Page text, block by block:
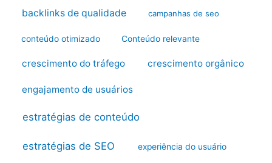
backlinks de qualidade campanhas de seo
conteúdo otimizado Conteúdo relevante
crescimento do tráfego crescimento orgânico
engajamento de usuários
estratégias de conteúdo
estratégias de SEO experiência do usuário